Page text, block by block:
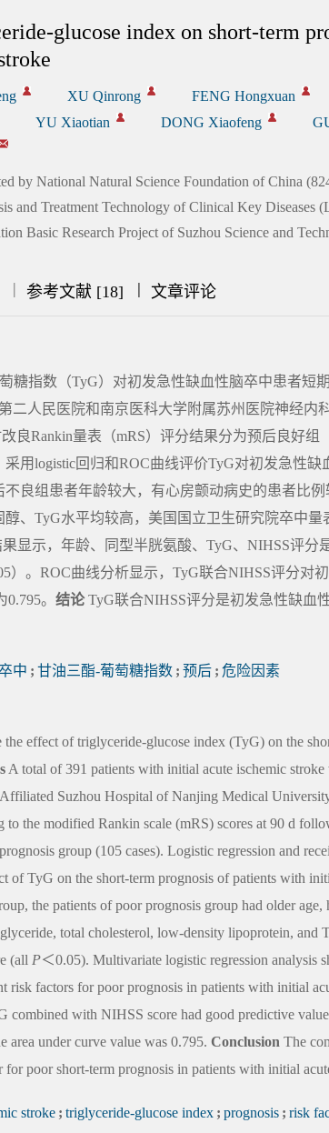
glucose index on short-term
XU Qinrong FENG Hongxuan
YU Xiaotian DONG Xiaofeng
by National Natural Science Foundation of China
and Treatment Technology of Clinical Key Diseases
Basic Research Project of Suzhou Science and
| 参考文献 [18] |||| 文章评论
糖指数（TyG）对初发急性缺血性脑卒中患者短期
二人民医院和南京医科大学附属苏州医院神经内
良Rankin量表（mRS）评分结果分为预后良好组
用logistic回归和ROC曲线评价TyG对初发急性缺
良组患者年龄较大，有心房颤动病史的患者比
、TyG水平均较高，美国国立卫生研究院卒中量
果显示，年龄、同型半胱氨酸、TyG、NIHSS评
）。ROC曲线分析显示，TyG联合NIHSS评分对
。 结论TyG联合NIHSS评分是初发急性缺血
中 ; 甘油三酯-葡萄糖指数 ; 预后 ; 危险因素
the effect of triglyceride-glucose index (TyG) on the
A total of 391 patients with initial acute ischemic
Suzhou Hospital of Nanjing Medical
the modified Rankin scale (mRS) scores at 90 d
group (105 cases). Logistic regression and
of TyG on the short-term prognosis of patients with
the patients of poor prognosis group had older
total cholesterol, low-density lipoprotein, and
(all P＜0.05). Multivariate logistic regression analysis
risk factors for poor prognosis in patients with initial
combined with NIHSS score had good predictive
area under curve value was 0.795. Conclusion The
poor short-term prognosis in patients with initial
stroke ; triglyceride-glucose index ; prognosis ; risk